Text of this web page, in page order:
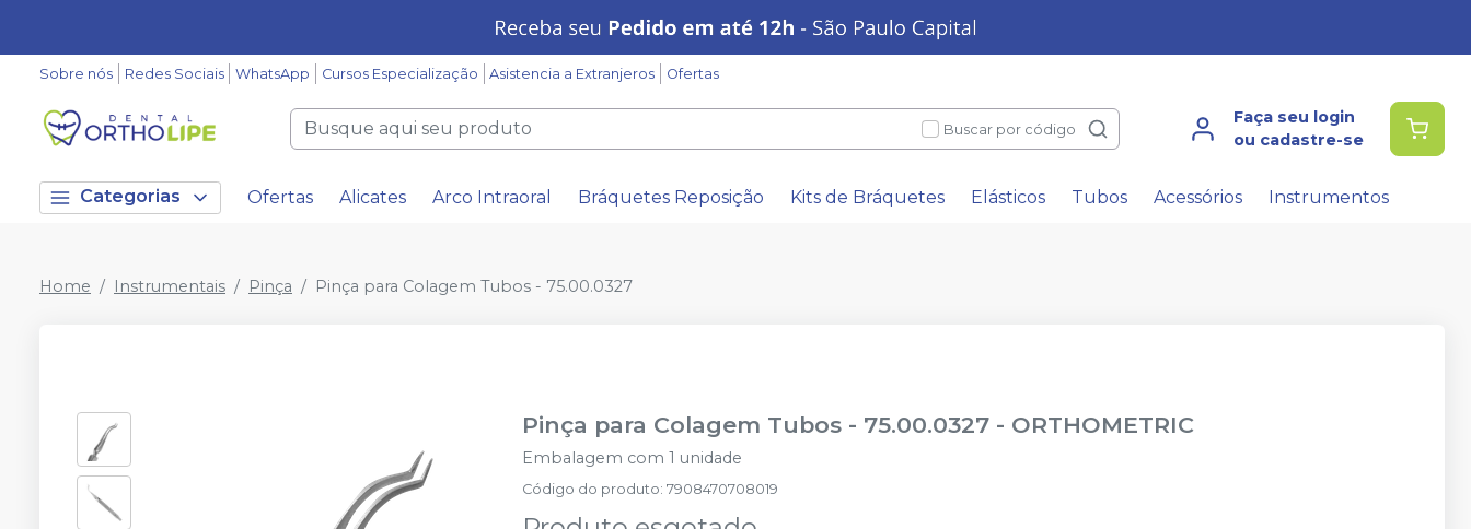
Sobre nós Redes Sociais WhatsApp Cursos Especialização Asistencia a Extranjeros Ofertas
Buscar por código
Faça seu login
ou cadastre-se
Categorias Ofertas Alicates Arco Intraoral Bráquetes Reposição Kits de Bráquetes Elásticos Tubos Acessórios Instrumentos
Home Instrumentais Pinça Pinça para Colagem Tubos - 75.00.0327
Pinça para Colagem Tubos - 75.00.0327 - ORTHOMETRIC
Embalagem com 1 unidade
Código do produto:7908470708019